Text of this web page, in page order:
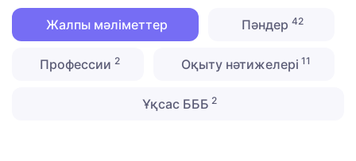
Жалпы мәліметтер Пәндер42
Профессии 2 Оқыту нәтижелері 11
Ұқсас БББ 2